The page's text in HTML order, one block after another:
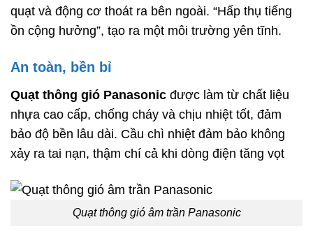
quạt và động cơ thoát ra bên ngoài. “Hấp thụ tiếng
ồn cộng hưởng”, tạo ra một môi trường yên tĩnh.
An toàn, bền bỉ
Quạt thông gió Panasonic được làm từ chất liệu
nhựa cao cấp, chống cháy và chịu nhiệt tốt, đảm
bảo độ bền lâu dài. Cầu chì nhiệt đảm bảo không
xảy ra tai nạn, thậm chí cả khi dòng điện tăng vọt
Quạt thông gió âm trần Panasonic